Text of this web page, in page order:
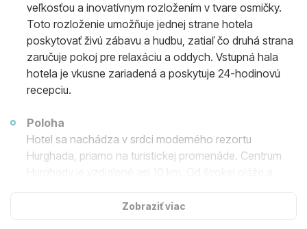
veľkosťou a inovatívnym rozložením v tvare osmičky.
Toto rozloženie umožňuje jednej strane hotela
poskytovať živú zábavu a hudbu, zatiaľ čo druhá strana
zaručuje pokoj pre relaxáciu a oddych. Vstupná hala
hotela je vkusne zariadená a poskytuje 24-hodinovú
recepciu.
Poloha
Hotel sa nachádza v srdci moderného rezortu
Hurghada, priamo na turistickej promenáde. Centrum
Grand Mall s obchodmi, ktorá ponúka široké možnosti
Zobraziť viac